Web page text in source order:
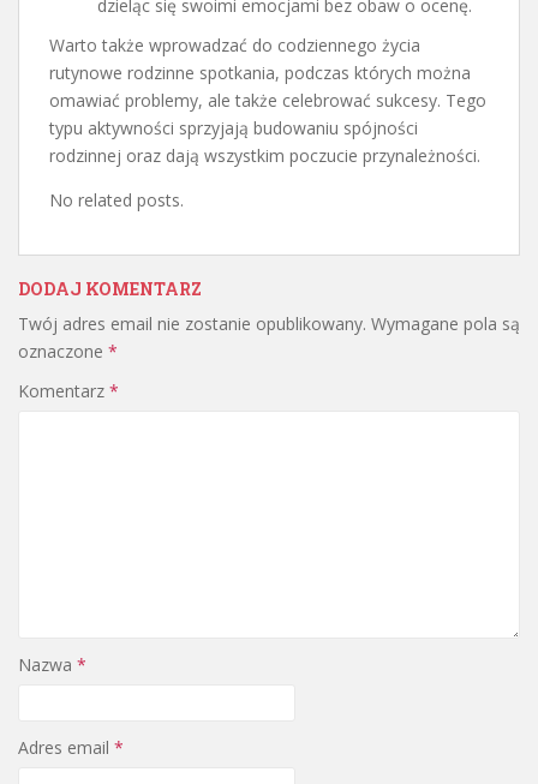
dzieląc się swoimi emocjami bez obaw o ocenę.
Warto także wprowadzać do codziennego życia
rutynowe rodzinne spotkania, podczas których można
omawiać problemy, ale także celebrować sukcesy. Tego
typu aktywności sprzyjają budowaniu spójności
rodzinnej oraz dają wszystkim poczucie przynależności.
No related posts.
DODAJ KOMENTARZ
Twój adres email nie zostanie opublikowany. Wymagane pola są
oznaczone *
Komentarz *
Nazwa *
Adres email *